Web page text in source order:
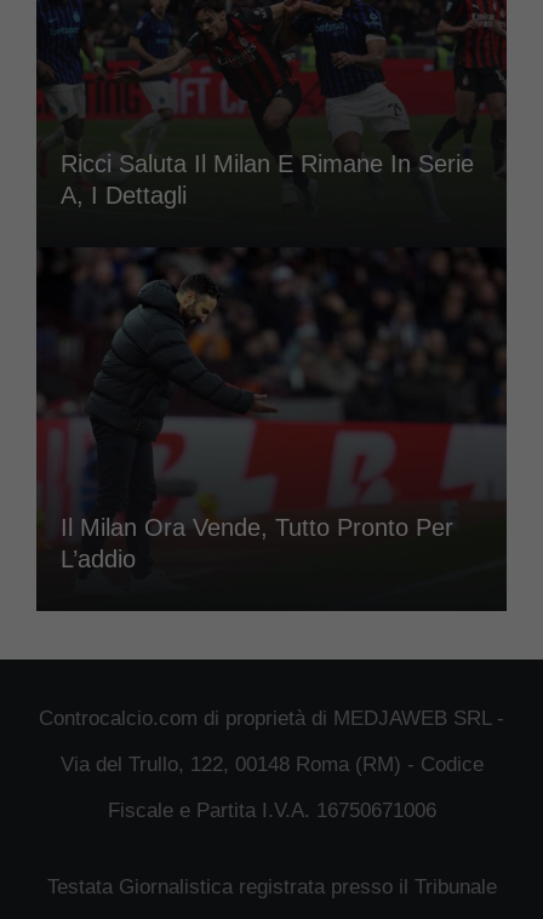
Ricci Saluta Il Milan E Rimane In Serie
A, I Dettagli
Il Milan Ora Vende, Tutto Pronto Per
L’addio
Controcalcio.com di proprietà di MEDJAWEB SRL -
Via del Trullo, 122, 00148 Roma (RM) - Codice
Fiscale e Partita I.V.A. 16750671006
Testata Giornalistica registrata presso il Tribunale